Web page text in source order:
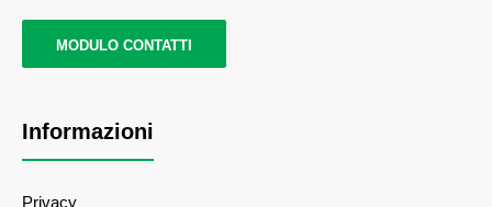
MODULO CONTATTI
Informazioni
Privacy